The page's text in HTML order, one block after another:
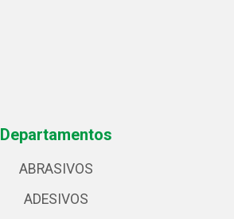
Departamentos
ABRASIVOS
ADESIVOS